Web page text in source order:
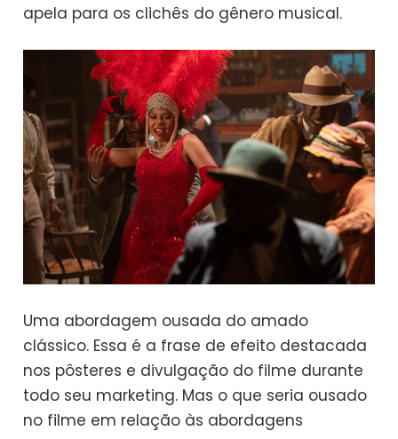
apela para os clichês do gênero musical.
Uma abordagem ousada do amado
clássico. Essa é a frase de efeito destacada
nos pôsteres e divulgação do filme durante
todo seu marketing. Mas o que seria ousado
no filme em relação às abordagens